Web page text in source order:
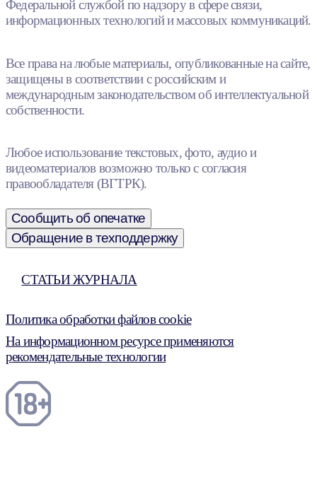
Федеральной службой по надзору в сфере связи,
информационных технологий и массовых коммуникаций.
Все права на любые материалы, опубликованные на сайте,
защищены в соответствии с российским и
международным законодательством об интеллектуальной
собственности.
Любое использование текстовых, фото, аудио и
видеоматериалов возможно только с согласия
правообладателя (ВГТРК).
Сообщить об опечатке
Обращение в техподдержку
СТАТЬИ ЖУРНАЛА
Политика обработки файлов cookie
На информационном ресурсе применяются
рекомендательные технологии